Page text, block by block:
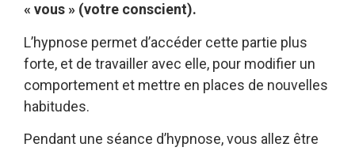
« vous » (votre conscient).
L’hypnose permet d’accéder cette partie plus
forte, et de travailler avec elle, pour modifier un
comportement et mettre en places de nouvelles
habitudes.
Pendant une séance d’hypnose, vous allez être